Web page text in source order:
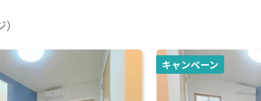
キャンペーン